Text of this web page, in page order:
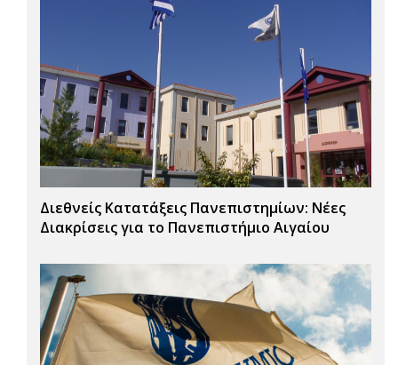
Διεθνείς Κατατάξεις Πανεπιστημίων: Νέες
Διακρίσεις για το Πανεπιστήμιο Αιγαίου